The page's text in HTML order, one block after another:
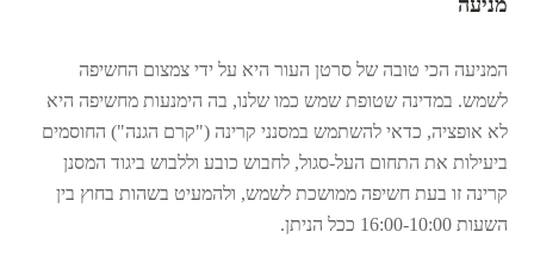
מניעה
המניעה הכי טובה של סרטן העור היא על ידי צמצום החשיפה
לשמש. במדינה שטופת שמש כמו שלנו, בה הימנעות מחשיפה היא
לא אופציה, כדאי להשתמש במסנני קרינה ("קרם הגנה") החוסמים
ביעילות את התחום העל-סגול, לחבוש כובע וללבוש ביגוד המסנן
קרינה זו בעת חשיפה ממושכת לשמש, ולהמעיט בשהות בחוץ בין
השעות 16:00-10:00 ככל הניתן.